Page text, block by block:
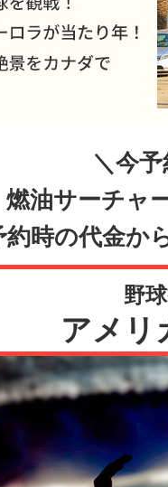
＼今
燃油サーチャ
約時の代金から
野
アメリ